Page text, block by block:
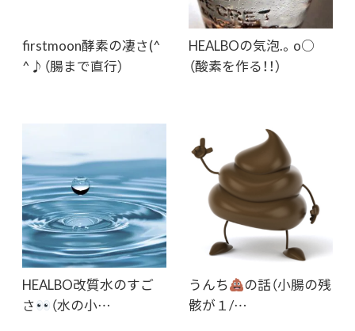
firstmoon酵素の凄さ(^
^♪（腸まで直行）
HEALBOの気泡.。o○
（酸素を作る！！）
HEALBO改質水のすご
さ
（水の小…
うんち
の話（小腸の残
骸が１/…